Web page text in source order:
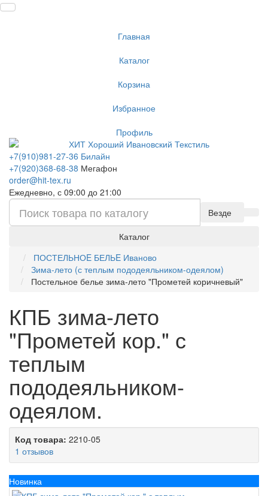
Главная
Каталог
Корзина
Избранное
Профиль
+7(910)981-27-36 Билайн
+7(920)368-68-38 Мегафон
order@hit-tex.ru
Ежедневно, с 09:00 до 21:00
Везде
Каталог
ПОСТЕЛЬНОE БЕЛЬE Иваново
Зима-лето (с теплым пододеяльником-одеялом)
Постельное белье зима-лето "Прометей коричневый"
КПБ зима-лето
"Прометей кор." с
теплым
пододеяльником-
одеялом.
Код товара: 2210-05
1 отзывов
Новинка